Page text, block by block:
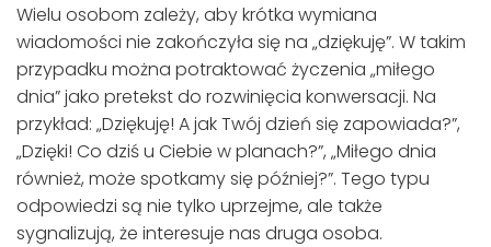
Wielu osobom zależy, aby krótka wymiana
wiadomości nie zakończyła się na „dziękuję”. W takim
przypadku można potraktować życzenia „miłego
dnia” jako pretekst do rozwinięcia konwersacji. Na
przykład: „Dziękuję! A jak Twój dzień się zapowiada?”,
„Dzięki! Co dziś u Ciebie w planach?”, „Miłego dnia
również, może spotkamy się później?”. Tego typu
odpowiedzi są nie tylko uprzejme, ale także
sygnalizują, że interesuje nas druga osoba.